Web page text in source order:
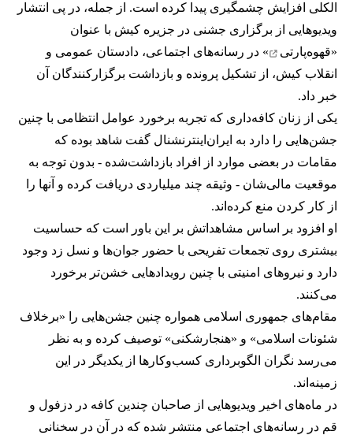
الکلی افزایش چشمگیری پیدا کرده است. از جمله، در پی انتشار
ویدیوهایی از برگزاری جشنی در جزیره کیش با عنوان
«قهوه‌پارتی
» در رسانه‌های اجتماعی، دادستان عمومی و
انقلاب کیش، از تشکیل پرونده و بازداشت برگزارکنندگان آن
خبر داد.
یکی از زنان کافه‌داری که تجربه برخورد عوامل انتظامی با چنین
جشن‌هایی را دارد به ایران‌اینترنشنال گفت شاهد بوده که
مقامات در بعضی موارد از افراد بازداشت‌‌شده - بدون توجه به
موقعیت مالی‌شان - وثیقه چند میلیاردی دریافت کرده و آنها را
از کار کردن منع کرده‌اند.
او افزود بر اساس مشاهداتش بر این باور است که حساسیت
بیشتری روی تجمعات تفریحی با حضور جوان‌ها و نسل زد وجود
دارد و نیروهای امنیتی با چنین رویدادهایی خشن‌تر برخورد
می‌کنند.
مقام‌های جمهوری اسلامی همواره چنین جشن‌هایی را «برخلاف
شئونات اسلامی» و «هنجارشکنی» توصیف کرده و به نظر
می‌رسد نگران الگوبرداری کسب‌وکارها از یکدیگر در این
زمینه‌اند.
در ماه‌های اخیر ویدیوهایی از صاحبان چندین کافه در دزفول و
قم در رسانه‌های اجتماعی منتشر شده که در آن در سخنانی